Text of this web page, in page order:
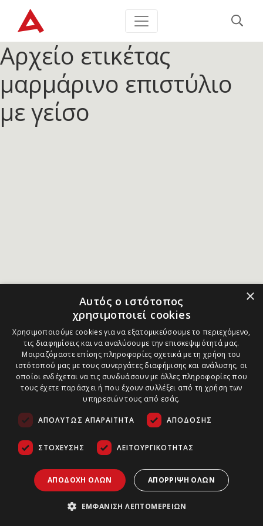
Αρχείο ετικέτας
μαρμάρινο επιστύλιο
με γείσο
×
Αυτός ο ιστότοπος
χρησιμοποιεί cookies
Χρησιμοποιούμε cookies για να εξατομικεύσουμε το περιεχόμενο,
τις διαφημίσεις και να αναλύσουμε την επισκεψιμότητά μας.
Μοιραζόμαστε επίσης πληροφορίες σχετικά με τη χρήση του
ιστότοπού μας με τους συνεργάτες διαφήμισης και ανάλυσης, οι
οποίοι ενδέχεται να τις συνδυάσουν με άλλες πληροφορίες που
τους έχετε παράσχει ή που έχουν συλλέξει από τη χρήση των
υπηρεσιών τους από εσάς.
ΑΠΟΛΎΤΩΣ ΑΠΑΡΑΊΤΗΤΑ ΑΠΌΔΟΣΗΣ
ΣΤΌΧΕΥΣΗΣ ΛΕΙΤΟΥΡΓΙΚΌΤΗΤΑΣ
ΑΠΟΔΟΧΉ ΌΛΩΝ ΑΠΌΡΡΙΨΗ ΌΛΩΝ
ΕΜΦΆΝΙΣΗ ΛΕΠΤΟΜΕΡΕΙΏΝ